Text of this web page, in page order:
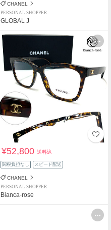
CHANEL
PERSONAL SHOPPER
GLOBAL J
¥52,800送料込
関税負担なし スピード配送
CHANEL
PERSONAL SHOPPER
Bianca-rose